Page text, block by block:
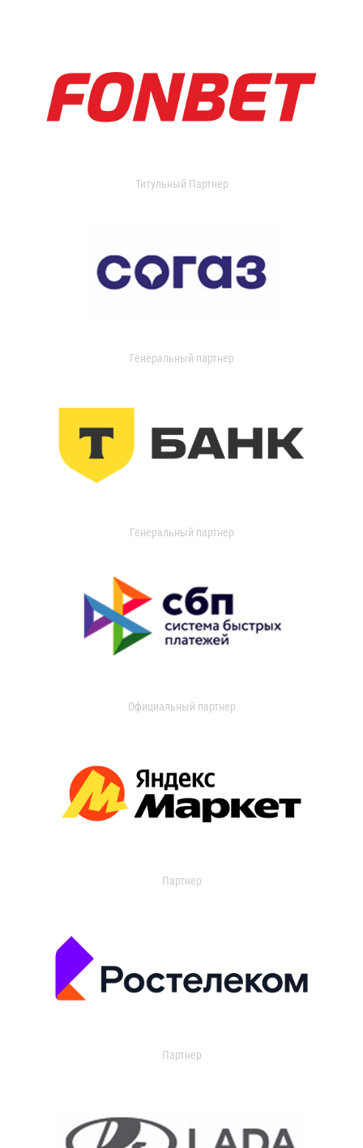
Титульный Партнер
Генеральный партнер
Генеральный партнер
Официальный партнер
Партнер
Партнер